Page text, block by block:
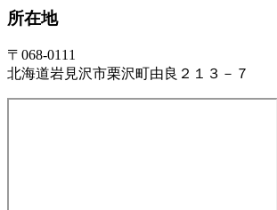
所在地
〒068-0111
北海道岩見沢市栗沢町由良２１３－７